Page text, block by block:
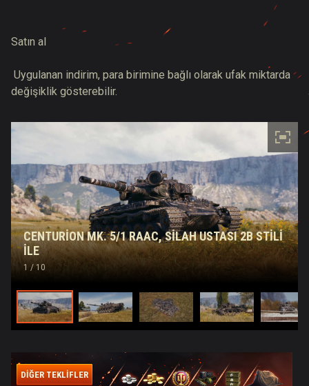
Satın al
Uygulanan indirim, para birimine bağlı olarak ufak miktarda
değişiklik gösterebilir.
CENTURION MK. 5/1 RAAC, SILAH USTASI 2B STILI
İLE
1 / 10
DİĞER TEKLİFLER